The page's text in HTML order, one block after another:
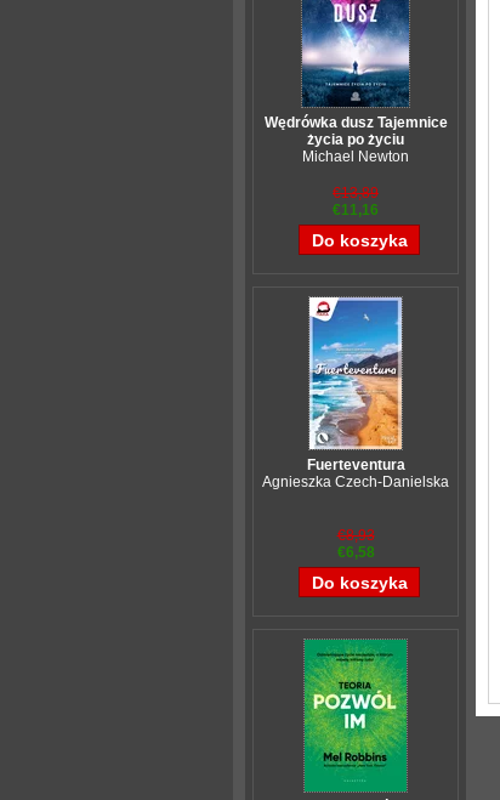
Wędrówka dusz Tajemnice
życia po życiu
Michael Newton
€13,89
€11,16
Fuerteventura
Agnieszka Czech-Danielska
€8,93
€6,58